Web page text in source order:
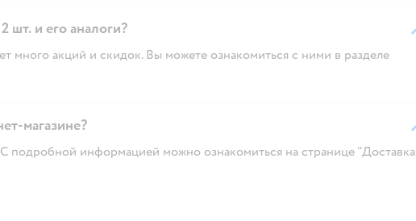
шт. и его аналоги?
много акций и скидок. Вы можете ознакомиться с ними в разделе
магазине?
подробной информацией можно ознакомиться на странице "Доставка